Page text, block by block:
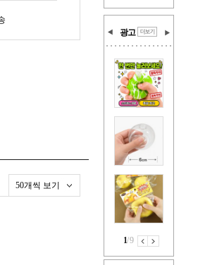
광고
1/9
50개씩 보기